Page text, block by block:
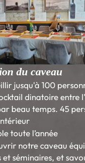
du caveau
jusqu'à 100
dinatoire entre
beau temps. 45
toute l’année
notre caveau
et séminaires, et